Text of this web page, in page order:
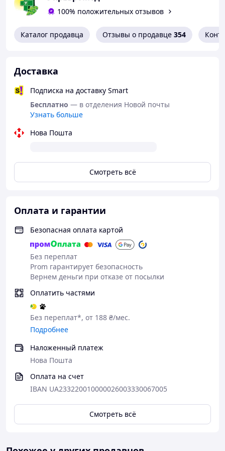
том числе и псориаз.
- противовоспалительный
- заживляющий
- смягчающий
- увлажняющий
Кремовая эмульсионная основа обеспечивает
минимизирует эритему и поддерживает оптимальный
и потрескавшуюся кожу, обуславливает смягчающее
шелушения, уменьшает пораженные участки,
Способ применения:
Крем нанести тонким слоем до полного вписывания 2-3
раза в сутки на предварительно очищенную кожу.
После исчезновения видимых кожных поражений
терапию прекращать не стоит. Стоит продлить
использование на 2 недели.
Состав:
Солидол медицинский, березовый деготь, девясил,
календулы, моностеарат глицерина, цетеариловый
спирт, вода, масло семян тыквы, экстракт кореня
корень солодки, консервант, отдушка.
Гель для душа Элиф с нафталаном
Высокоэффективное качественное средство, не
имеющее в своем составе вредных компонентов,
100% положительных отзывов
Каталог продавца Отзывы о продавце 354
Доставка
Подписка на доставку Smart
Бесплатно — в отделения Новой почты
Узнать больше
Нова Пошта
Смотреть всё
Оплата и гарантии
Безопасная оплата картой
Без переплат
Prom гарантирует безопасность
Вернем деньги при отказе от посылки
Оплатить частями
Без переплат*, от 188 ₴/мес.
Подробнее
Наложенный платеж
Нова Пошта
Оплата на счет
IBAN UA233220010000026003330067005
Смотреть всё